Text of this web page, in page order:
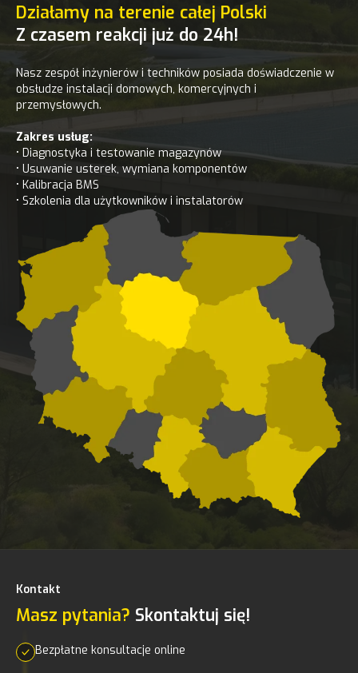
Działamy na terenie całej Polski
Z czasem reakcji już do 24h!
Nasz zespół inżynierów i techników posiada doświadczenie w
obsłudze instalacji domowych, komercyjnych i
przemysłowych.
Zakres usług:
• Diagnostyka i testowanie magazynów
• Usuwanie usterek, wymiana komponentów
• Kalibracja BMS
• Szkolenia dla użytkowników i instalatorów
Kontakt
Masz pytania? Skontaktuj się!
Bezpłatne konsultacje online